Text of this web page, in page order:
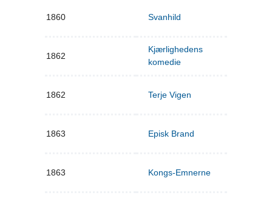
1860 Svanhild
1862
Kjærlighedens
komedie
1862 Terje Vigen
1863 Episk Brand
1863 Kongs-Emnerne